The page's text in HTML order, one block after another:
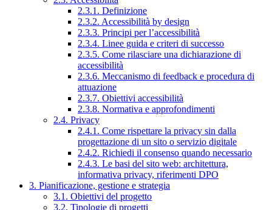
2.3.1. Definizione
2.3.2. Accessibilità by design
2.3.3. Principi per l’accessibilità
2.3.4. Linee guida e criteri di successo
2.3.5. Come rilasciare una dichiarazione di
accessibilità
2.3.6. Meccanismo di feedback e procedura di
attuazione
2.3.7. Obiettivi accessibilità
2.3.8. Normativa e approfondimenti
2.4. Privacy
2.4.1. Come rispettare la privacy sin dalla
progettazione di un sito o servizio digitale
2.4.2. Richiedi il consenso quando necessario
2.4.3. Le basi del sito web: architettura,
informativa privacy, riferimenti DPO
3. Pianificazione, gestione e strategia
3.1. Obiettivi del progetto
3.2. Tipologie di progetti